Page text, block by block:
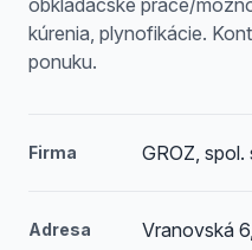
obkladačské práce/
kúrenia, plynofikácie.
ponuku.
Firma GROZ, spol.
Adresa Vranovská